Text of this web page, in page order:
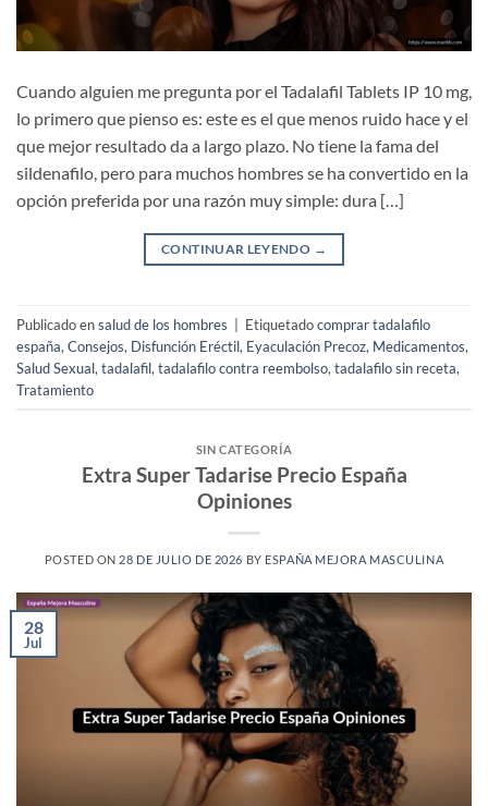
Cuando alguien me pregunta por el Tadalafil Tablets IP 10 mg,
lo primero que pienso es: este es el que menos ruido hace y el
que mejor resultado da a largo plazo. No tiene la fama del
sildenafilo, pero para muchos hombres se ha convertido en la
opción preferida por una razón muy simple: dura […]
CONTINUAR LEYENDO →
Publicado ensalud de los hombres Etiquetadocomprar tadalafilo
españa, Consejos, Disfunción Eréctil, Eyaculación Precoz, Medicamentos,
Salud Sexual, tadalafil, tadalafilo contra reembolso, tadalafilo sin receta,
Tratamiento
SIN CATEGORÍA
Extra Super Tadarise Precio España
Opiniones
POSTED ON 28 DE JULIO DE 2026 BY ESPAÑA MEJORA MASCULINA
28
Jul